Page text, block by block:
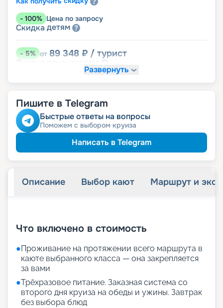
- 100% Цена по запросу
Скидка детям
-5% от 89 348 ₽ / турист
Скидка
Развернуть
Пишите в Telegram
Быстрые ответы на вопросы
Поможем с выбором круиза
Написать в Telegram
Описание Выбор кают Маршрут и
Что включено в стоимость
●Проживание на протяжении всего маршрута в
каюте выбранного класса — она закрепляется
за вами
●Трёхразовое питание. Заказная система со
второго дня круиза на обеды и ужины. Завтрак
без выбора блюд